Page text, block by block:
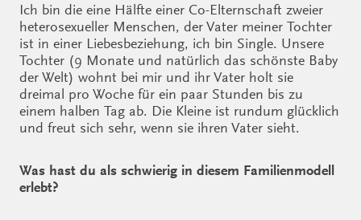
Ich bin die eine Hälfte einer Co-Elternschaft zweier
heterosexueller Menschen, der Vater meiner Tochter
ist in einer Liebesbeziehung, ich bin Single. Unsere
Tochter (9 Monate und natürlich das schönste Baby
der Welt) wohnt bei mir und ihr Vater holt sie
dreimal pro Woche für ein paar Stunden bis zu
einem halben Tag ab. Die Kleine ist rundum glücklich
und freut sich sehr, wenn sie ihren Vater sieht.
Was hast du als schwierig in diesem Familienmodell
erlebt?